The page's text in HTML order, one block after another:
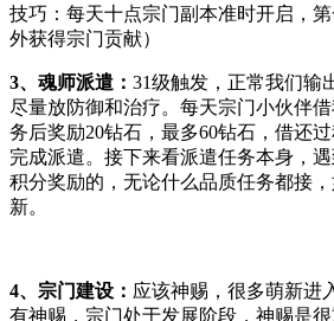
技巧：每天十点宗门副本准时开启，
外获得宗门贡献）
3、魂师派遣： 31级触发，正常我们输
尽量放防御和治疗。每天宗门小伙伴
务后奖励20钻石，最多60钻石，借还
完成派遣。接下来看派遣任务本身，遇
积分奖励的，无论什么品质任务都接
新。
4、宗门建设： 应该神赐，很多萌新进
有神赐，宗门处于发展阶段，神赐是